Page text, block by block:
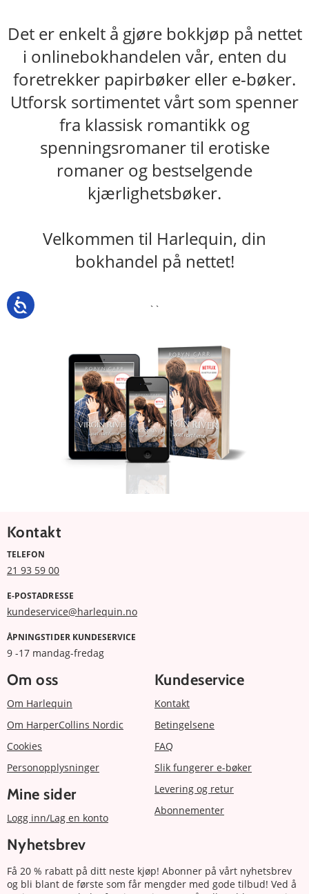
Det er enkelt å gjøre bokkjøp på nettet
i onlinebokhandelen vår, enten du
foretrekker papirbøker eller e-bøker.
Utforsk sortimentet vårt som spenner
fra klassisk romantikk og
spenningsromaner til erotiske
romaner og bestselgende
kjærlighetsbøker.
Velkommen til Harlequin, din
bokhandel på nettet!
``
Kontakt
TELEFON
21 93 59 00
E-POSTADRESSE
kundeservice@harlequin.no
ÅPNINGSTIDER KUNDESERVICE
9 -17 mandag-fredag
Om oss
Om Harlequin
Om HarperCollins Nordic
Cookies
Personopplysninger
Mine sider
Logg inn/Lag en konto
Kundeservice
Kontakt
Betingelsene
FAQ
Slik fungerer e-bøker
Levering og retur
Abonnementer
Nyhetsbrev
Få 20 % rabatt på ditt neste kjøp! Abonner på vårt nyhetsbrev
og bli blant de første som får mengder med gode tilbud! Ved å